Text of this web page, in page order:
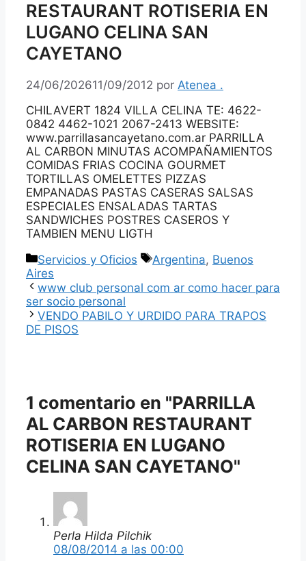
RESTAURANT ROTISERIA EN
LUGANO CELINA SAN
CAYETANO
24/06/202611/09/2012 por Atenea .
CHILAVERT 1824 VILLA CELINA TE: 4622-
0842 4462-1021 2067-2413 WEBSITE:
www.parrillasancayetano.com.ar PARRILLA
AL CARBON MINUTAS ACOMPAÑAMIENTOS
COMIDAS FRIAS COCINA GOURMET
TORTILLAS OMELETTES PIZZAS
EMPANADAS PASTAS CASERAS SALSAS
ESPECIALES ENSALADAS TARTAS
SANDWICHES POSTRES CASEROS Y
TAMBIEN MENU LIGTH
Categorías
Servicios y Oficios Etiquetas
Argentina, Buenos
Aires
www club personal com ar como hacer para
ser socio personal
VENDO PABILO Y URDIDO PARA TRAPOS
DE PISOS
1 comentario en "PARRILLA
AL CARBON RESTAURANT
ROTISERIA EN LUGANO
CELINA SAN CAYETANO"
Perla Hilda Pilchik
08/08/2014 a las 00:00